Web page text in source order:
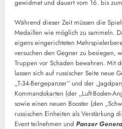
gewidmet und dauert vom 16. bis
Während dieser Zeit müssen die
Medaillen wie möglich zu sammeln.
eigens eingerichteten
versuchen den Gegner zu besiegen,
Truppen vor Schaden bewahren. Mit
lassen sich auf russischer Seite neue
„T-34-Bergepanzer“ und der
Kommandokarten (der „Luft-Boden-
sowie einen neuen Booster (den
russischen Einheiten als Verstärkung
Event teilnehmen und Panzer